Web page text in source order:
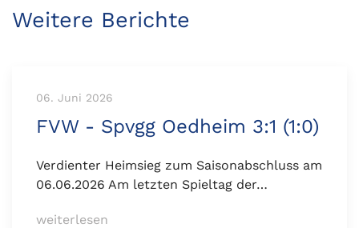
Weitere Berichte
06. Juni 2026
FVW - Spvgg Oedheim 3:1 (1:0)
Verdienter Heimsieg zum Saisonabschluss am
06.06.2026 Am letzten Spieltag der…
weiterlesen